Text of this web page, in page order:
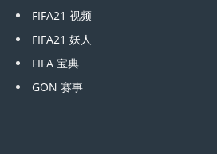
FIFA21 视频
FIFA21 妖人
FIFA 宝典
GON 赛事